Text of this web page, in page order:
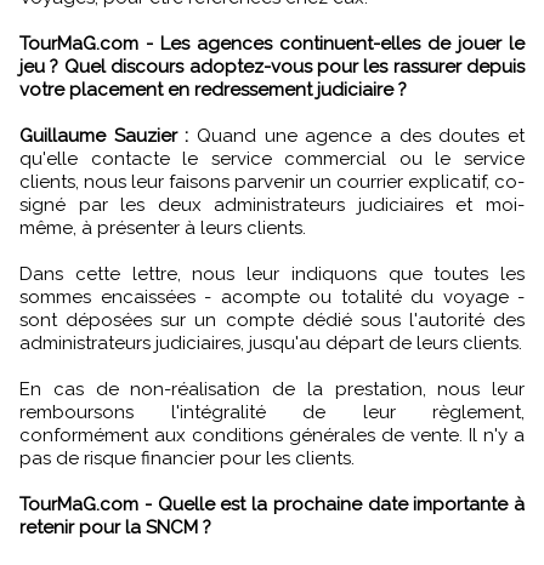
TourMaG.com - Les agences continuent-elles de jouer le
jeu ? Quel discours adoptez-vous pour les rassurer depuis
votre placement en redressement judiciaire ?
Guillaume Sauzier : Quand une agence a des doutes et
qu'elle contacte le service commercial ou le service
clients, nous leur faisons parvenir un courrier explicatif, co-
signé par les deux administrateurs judiciaires et moi-
même, à présenter à leurs clients.
Dans cette lettre, nous leur indiquons que toutes les
sommes encaissées - acompte ou totalité du voyage -
sont déposées sur un compte dédié sous l'autorité des
administrateurs judiciaires, jusqu'au départ de leurs clients.
En cas de non-réalisation de la prestation, nous leur
remboursons l'intégralité de leur règlement,
conformément aux conditions générales de vente. Il n'y a
pas de risque financier pour les clients.
TourMaG.com - Quelle est la prochaine date importante à
retenir pour la SNCM ?